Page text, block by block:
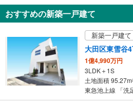
知
を
け
取
る
・
条
おすすめの新築一戸建て
新築一戸建て
大田区東雪谷
1億4,990万円
3LDK＋1S
土地面積 95.27m
東急池上線 「洗